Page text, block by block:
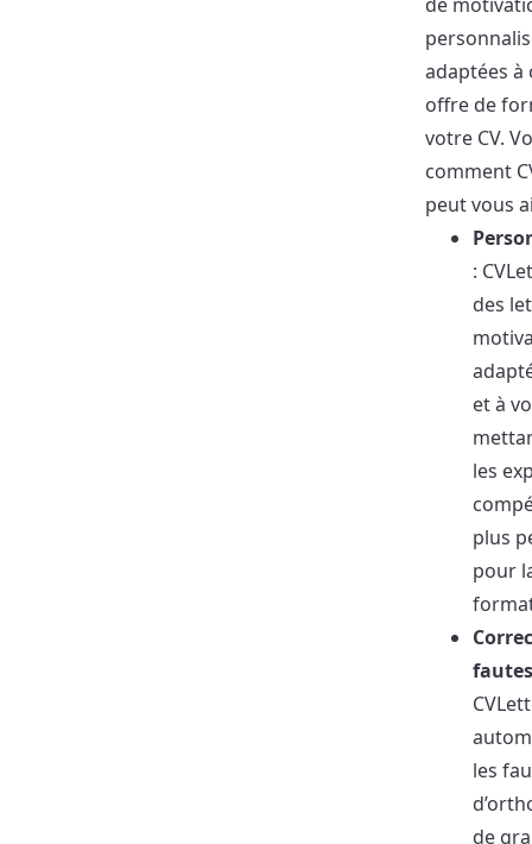
adaptées à
offre de
votre CV.
comment
peut vous
:
des
et à
les
plus
pour
fautes
les
de